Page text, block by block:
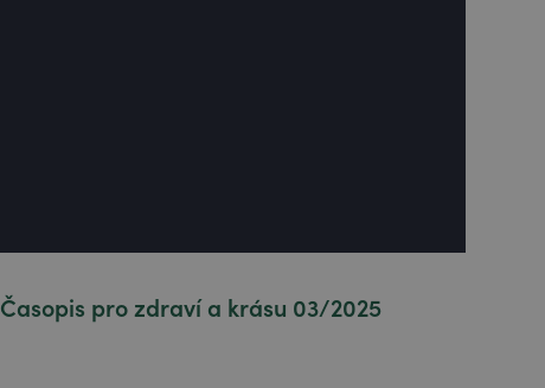
Časopis pro zdraví a krásu 03/2025